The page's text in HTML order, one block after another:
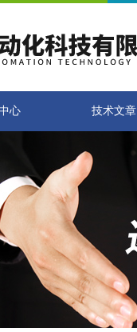
心 技术文章